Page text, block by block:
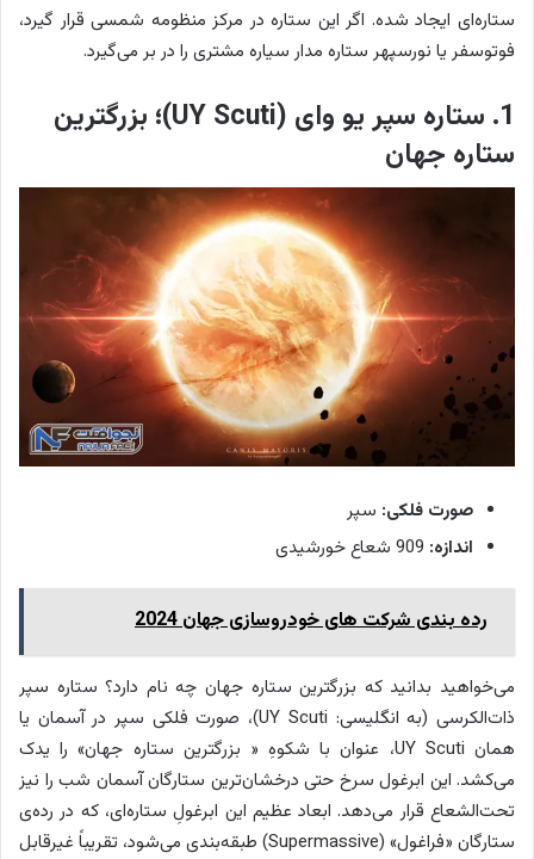
ستاره‌ای ایجاد شده. اگر این ستاره در مرکز منظومه شمسی قرار گیرد،
فوتوسفر یا نورسپهر ستاره مدار سیاره مشتری را در بر می‌گیرد.
1. ستاره سپر یو وای (UY Scuti)؛ بزرگترین
ستاره جهان
صورت فلکی: سپر
اندازه:
رده بندی شرکت های خودروسازی جهان 2024
می‌خواهید بدانید که بزرگترین ستاره جهان چه نام دارد؟ ستاره سپر
ذات‌الکرسی (به انگلیسی: UY Scuti)، صورت فلکی سپر در آسمان یا
همان UY Scuti، عنوان با شکوهِ « بزرگترین ستاره جهان» را یدک
می‌کشد. این ابرغول سرخ حتی درخشان‌ترین ستارگان آسمان شب را نیز
تحت‌الشعاع قرار می‌دهد. ابعاد عظیم این ابرغولِ ستاره‌ای، که در رده‌ی
ستارگان «فراغول» (Supermassive) طبقه‌بندی می‌شود، تقریباً غیرقابل